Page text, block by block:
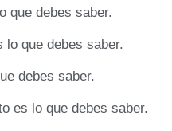
que debes saber.
lo que debes saber.
debes saber.
es lo que debes saber.